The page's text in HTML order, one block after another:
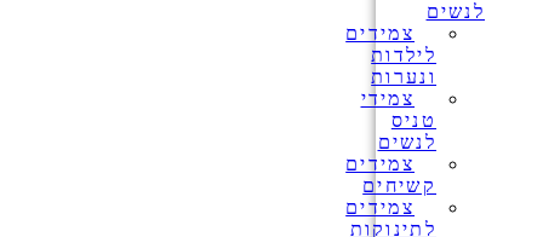
לנשים
צמידים
לילדות
ונערות
צמידי
טניס
לנשים
צמידים
קשיחים
צמידים
לתינוקות